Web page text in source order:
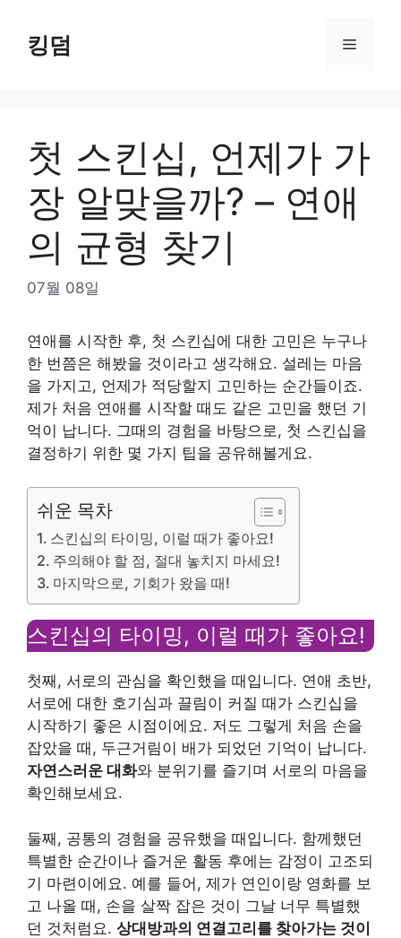
content킹덤 Menu
첫 스킨십, 언제가 가
장 알맞을까? – 연애
의 균형 찾기
07월 08일
연애를 시작한 후, 첫 스킨십에 대한 고민은 누구나
한 번쯤은 해봤을 것이라고 생각해요. 설레는 마음
을 가지고, 언제가 적당할지 고민하는 순간들이죠.
제가 처음 연애를 시작할 때도 같은 고민을 했던 기
억이 납니다. 그때의 경험을 바탕으로, 첫 스킨십을
결정하기 위한 몇 가지 팁을 공유해볼게요.
쉬운 목차
스킨십의 타이밍, 이럴 때가 좋아요!
주의해야 할 점, 절대 놓치지 마세요!
마지막으로, 기회가 왔을 때!
스킨십의 타이밍, 이럴 때가 좋아요!
첫째, 서로의 관심을 확인했을 때입니다. 연애 초반,
서로에 대한 호기심과 끌림이 커질 때가 스킨십을
시작하기 좋은 시점이에요. 저도 그렇게 처음 손을
잡았을 때, 두근거림이 배가 되었던 기억이 납니다.
자연스러운 대화와 분위기를 즐기며 서로의 마음을
확인해보세요.
둘째, 공통의 경험을 공유했을 때입니다. 함께했던
특별한 순간이나 즐거운 활동 후에는 감정이 고조되
기 마련이에요. 예를 들어, 제가 연인이랑 영화를 보
고 나올 때, 손을 살짝 잡은 것이 그날 너무 특별했
던 것처럼요. 상대방과의 연결고리를 찾아가는 것이